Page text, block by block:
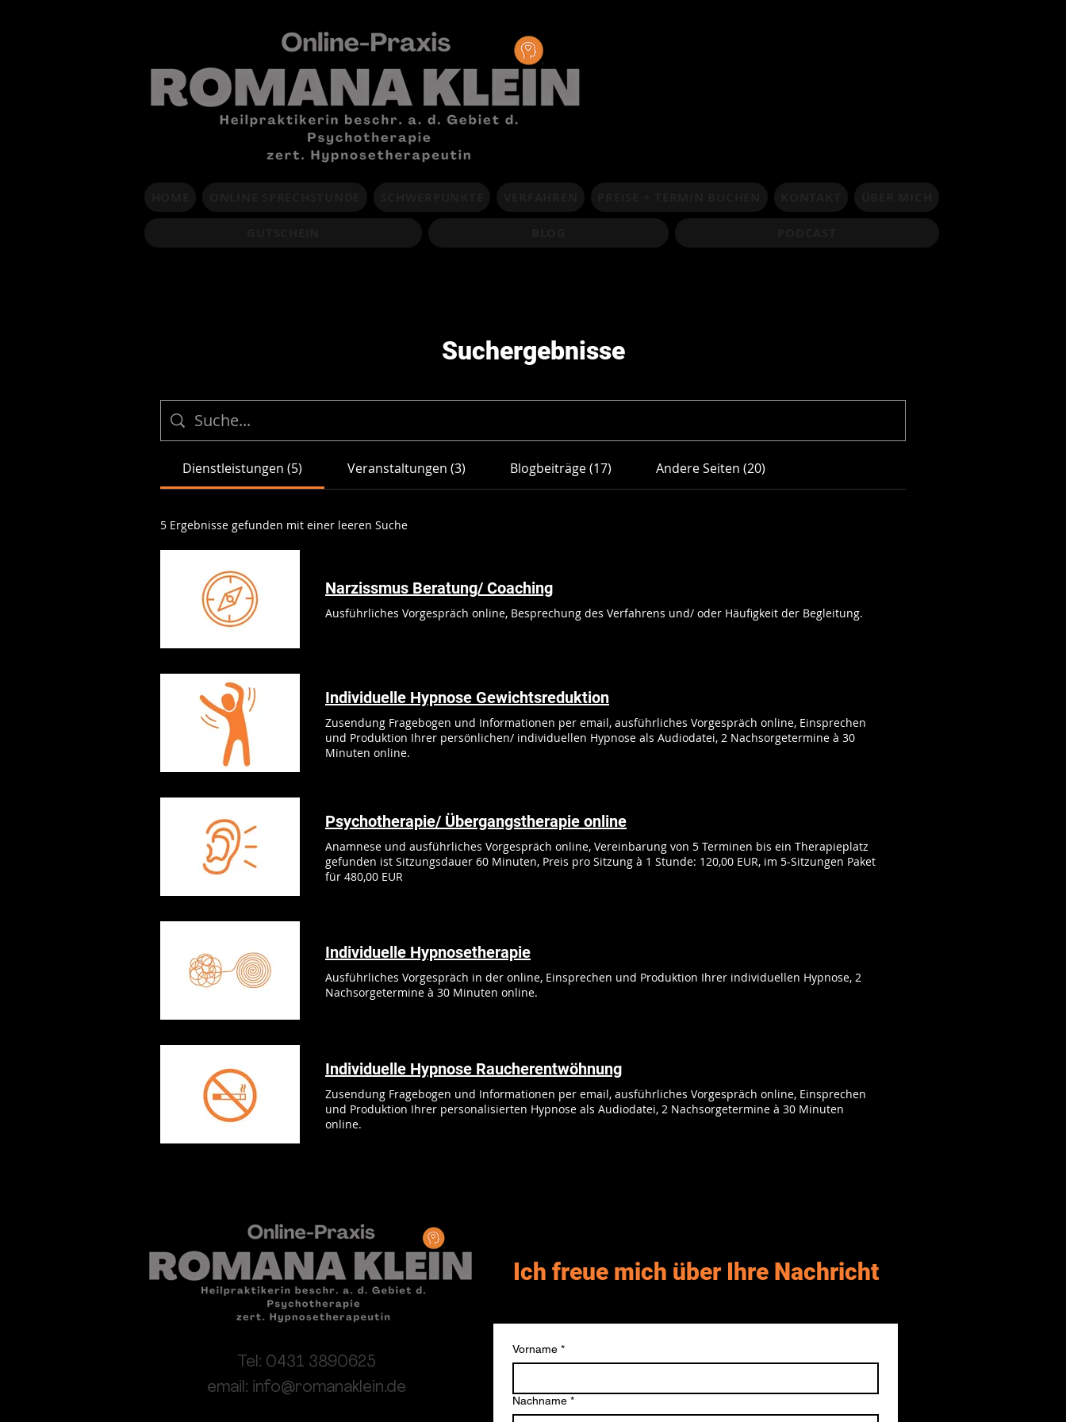
Suchergebnisse
Dienstleistungen (5) Veranstaltungen (3) Blogbeiträge (17) Andere Seiten (20)
5 Ergebnisse gefunden mit einer leeren Suche
Narzissmus Beratung/ Coaching
Ausführliches Vorgespräch online, Besprechung des Verfahrens und/ oder Häufigkeit der Begleitung.
Individuelle Hypnose Gewichtsreduktion
Zusendung Fragebogen und Informationen per email, ausführliches Vorgespräch online, Einsprechen
und Produktion Ihrer persönlichen/ individuellen Hypnose als Audiodatei, 2 Nachsorgetermine à 30
Minuten online.
Psychotherapie/ Übergangstherapie online
Anamnese und ausführliches Vorgespräch online, Vereinbarung von 5 Terminen bis ein Therapieplatz
gefunden ist Sitzungsdauer 60 Minuten, Preis pro Sitzung à 1 Stunde: 120,00 EUR, im 5-Sitzungen Paket
für 480,00 EUR
Individuelle Hypnosetherapie
Ausführliches Vorgespräch in der online, Einsprechen und Produktion Ihrer individuellen Hypnose, 2
Nachsorgetermine à 30 Minuten online.
Individuelle Hypnose Raucherentwöhnung
Zusendung Fragebogen und Informationen per email, ausführliches Vorgespräch online, Einsprechen
und Produktion Ihrer personalisierten Hypnose als Audiodatei, 2 Nachsorgetermine à 30 Minuten
online.
Ich freue mich über Ihre Nachricht
Tel: 0431 3890625
email: info@romanaklein.de
Vorname *
Nachname *